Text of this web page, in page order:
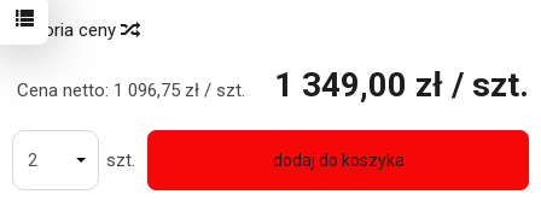
Historia ceny
Cena netto: 1 096,75 zł / szt. 1 349,00 zł / szt.
szt. dodaj do koszyka